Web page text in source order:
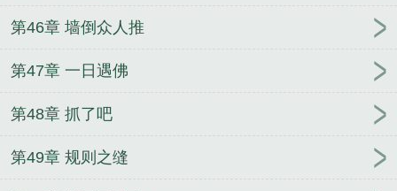
第46章 墙倒众人推
第47章 一日遇佛
第48章 抓了吧
第49章 规则之缝